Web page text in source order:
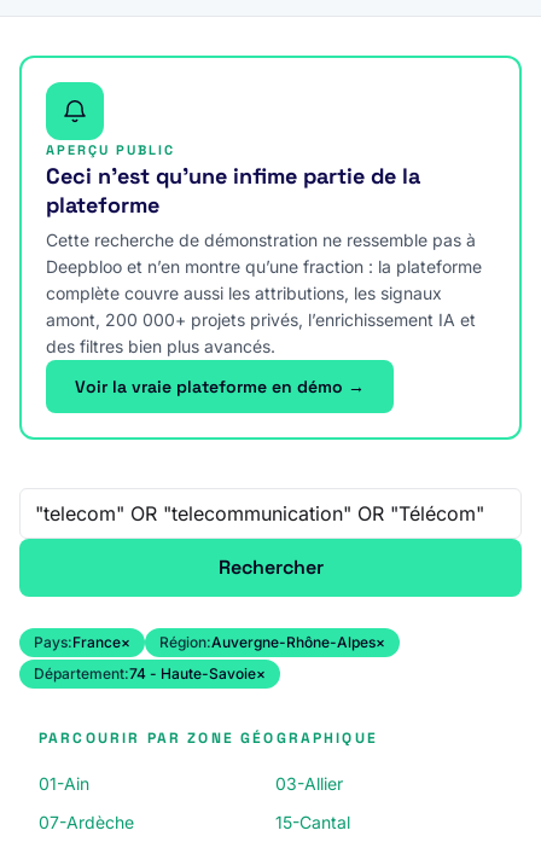
APERÇU PUBLIC
Ceci n’est qu’une infime partie de la
plateforme
Cette recherche de démonstration ne ressemble pas à
Deepbloo et n’en montre qu’une fraction : la plateforme
complète couvre aussi les attributions, les signaux
amont, 200 000+ projets privés, l’enrichissement IA et
des filtres bien plus avancés.
Voir la vraie plateforme en démo →
Recherche libre
Rechercher
Pays:France× Région:Auvergne-Rhône-Alpes×
Département:74 - Haute-Savoie×
PARCOURIR PAR ZONE GÉOGRAPHIQUE
01-Ain
03-Allier
07-Ardèche
15-Cantal